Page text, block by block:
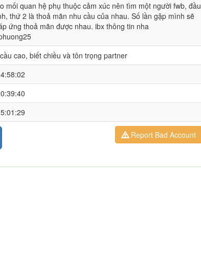
mối quan hệ phụ thuộc cảm xúc nên tìm một người fwb, đầu
thứ 2 là thoả mãn nhu cầu của nhau. Số lần gặp mình sẽ
ứng thoả mãn được nhau. ibx thông tin nha
cao, biết chiều và tôn trọng partner
Report Bad Account